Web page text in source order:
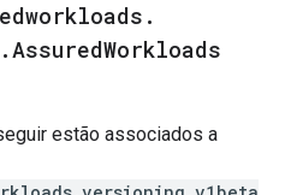
.
.AssuredWorkloads
estão associados a